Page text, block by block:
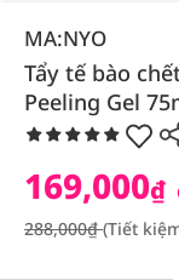
MA:NYO
Tẩy tế bào
Peeling Gel
169,000₫
288,000₫(Tiết